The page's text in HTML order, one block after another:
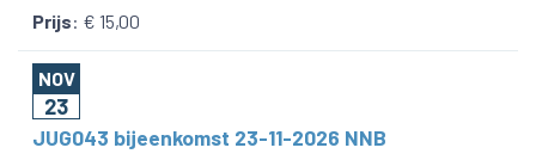
Prijs: € 15,00
NOV
23
JUG043 bijeenkomst 23-11-2026 NNB